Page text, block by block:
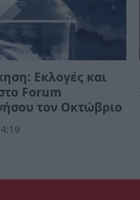
Εκλογές και
Forum
τον Οκτώβριο